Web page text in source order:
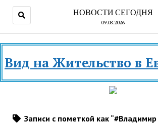
НОВОСТИ СЕГОДНЯ
09.08.2026
на Жительство в
Записи с пометкой как “#Владимир